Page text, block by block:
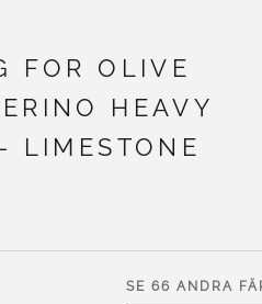
FOR OLIVE
HEAVY
LIMESTONE
SE 66 ANDRA